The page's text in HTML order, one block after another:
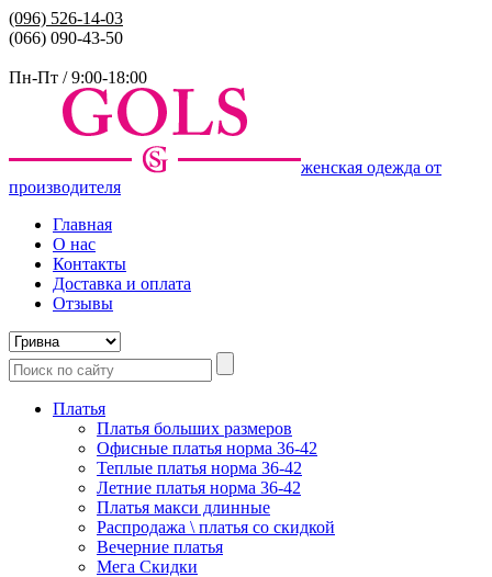
(096) 526-14-03
(066) 090-43-50
Пн-Пт / 9:00-18:00
женская одежда от
производителя
Главная
О нас
Контакты
Доставка и оплата
Отзывы
Платья
Платья больших размеров
Офисные платья норма 36-42
Теплые платья норма 36-42
Летние платья норма 36-42
Платья макси длинные
Распродажа \ платья со скидкой
Вечерние платья
Мега Скидки